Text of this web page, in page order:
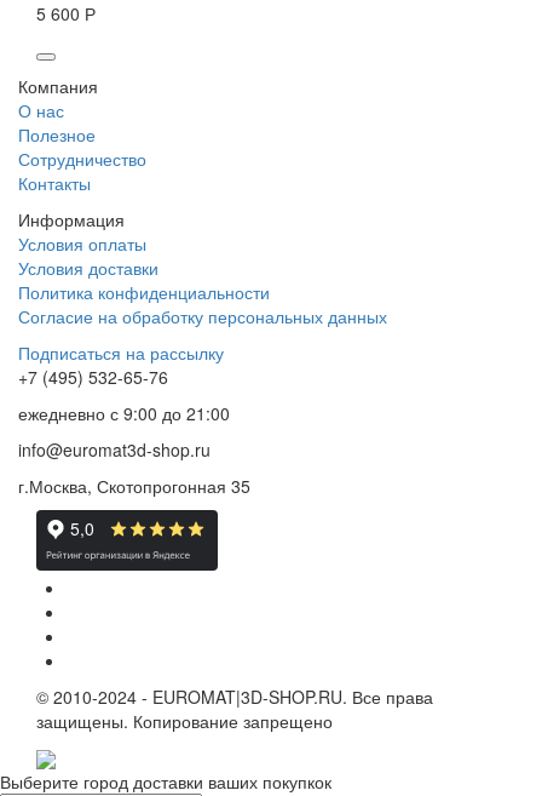
5 600 Р
Компания
О нас
Полезное
Сотрудничество
Контакты
Информация
Условия оплаты
Условия доставки
Политика конфиденциальности
Согласие на обработку персональных данных
Подписаться на рассылку
+7 (495) 532-65-76
ежедневно с 9:00 до 21:00
info@euromat3d-shop.ru
г.Москва, Скотопрогонная 35
© 2010-2024 - EUROMAT|3D-SHOP.RU. Все права
защищены. Копирование запрещено
Выберите город доставки ваших покупкок